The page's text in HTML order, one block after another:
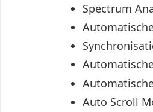
Spectrum
Auto Scroll